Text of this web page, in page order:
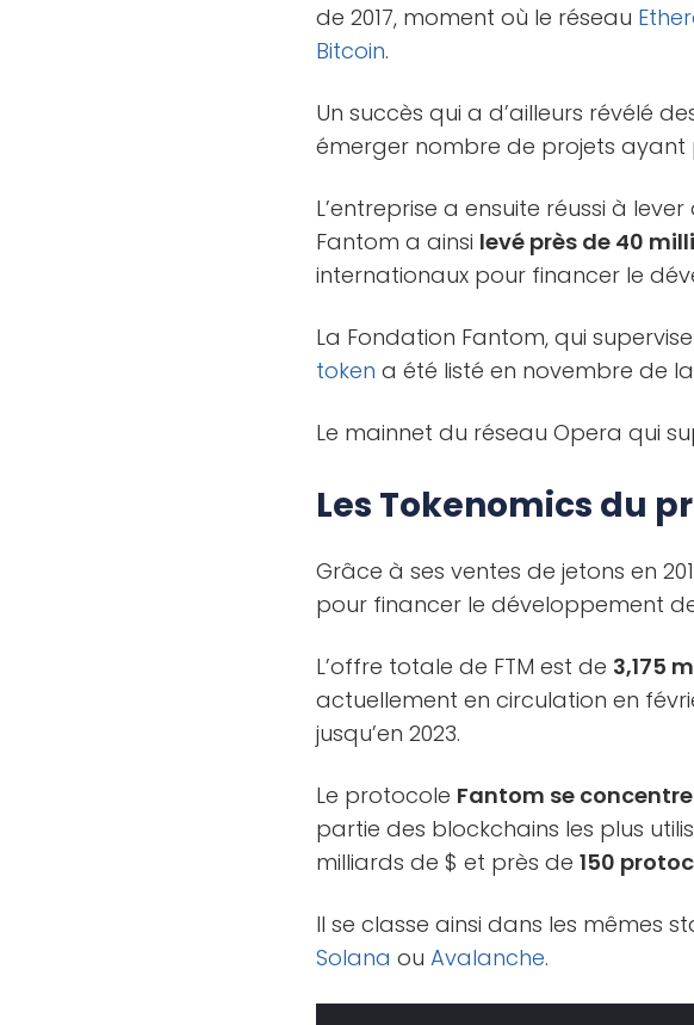
de 2017, moment où le réseau
Bitcoin.
Un succès qui a d’ailleurs révélé
émerger nombre de projets ayant
L’entreprise a ensuite réussi à
Fantom a ainsi levé près de 40
internationaux pour financer le
La Fondation Fantom, qui
token a été listé en novembre de
Le mainnet du réseau Opera qui
Les Tokenomics du
Grâce à ses ventes de jetons en
pour financer le développement
L’offre totale de FTM est de 3,175
actuellement en circulation en
jusqu’en 2023.
Le protocole Fantom se
partie des blockchains les plus
milliards de $ et près de150
Il se classe ainsi dans les mêmes
Solana ouAvalanche.